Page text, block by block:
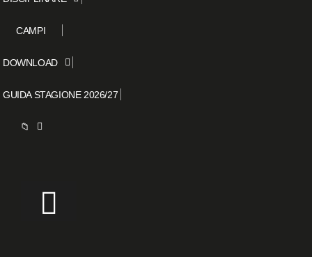
CAMPI
DOWNLOAD
GUIDA STAGIONE 2026/27
📁